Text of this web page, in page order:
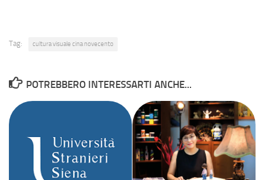
Tag: cultura visuale cina novecento
POTREBBERO INTERESSARTI ANCHE...